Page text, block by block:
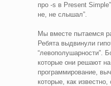
про -s в Present
не, не слышал”.
Мы вместе пытаемся
Ребята выдвинули
“левополушарности”.
которые они решают
программирование,
которые, как известно,